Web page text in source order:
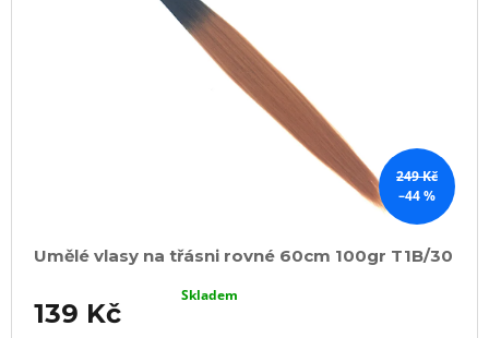
249 Kč
–44 %
Umělé vlasy na třásni rovné 60cm 100gr T1B/30
139 Kč
Skladem